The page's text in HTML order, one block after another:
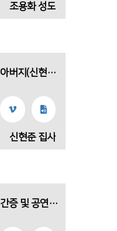
조용화 성도
[2025 봄 행복한 사람들의 축제] 아버지(신현준 집사)
신현준 집사
[2025 봄 행복한 사람들의 축제] 간증 및 공연(루카스 선교사)